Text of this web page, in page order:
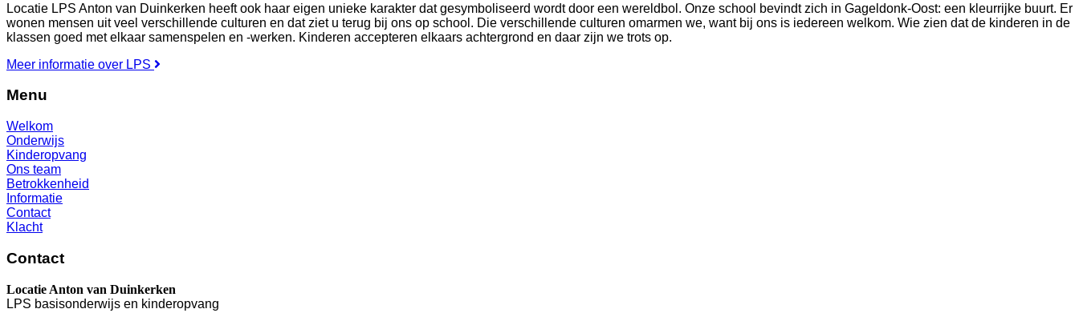
Locatie LPS Anton van Duinkerken heeft ook haar eigen unieke karakter dat gesymboliseerd wordt door een wereldbol. Onze school bevindt zich in Gageldonk-Oost: een kleurrijke buurt. Er
wonen mensen uit veel verschillende culturen en dat ziet u terug bij ons op school. Die verschillende culturen omarmen we, want bij ons is iedereen welkom. Wie zien dat de kinderen in de
klassen goed met elkaar samenspelen en -werken. Kinderen accepteren elkaars achtergrond en daar zijn we trots op.
Meer informatie over LPS
Menu
Welkom
Onderwijs
Kinderopvang
Ons team
Betrokkenheid
Informatie
Contact
Klacht
Contact
Locatie Anton van Duinkerken
LPS basisonderwijs en kinderopvang